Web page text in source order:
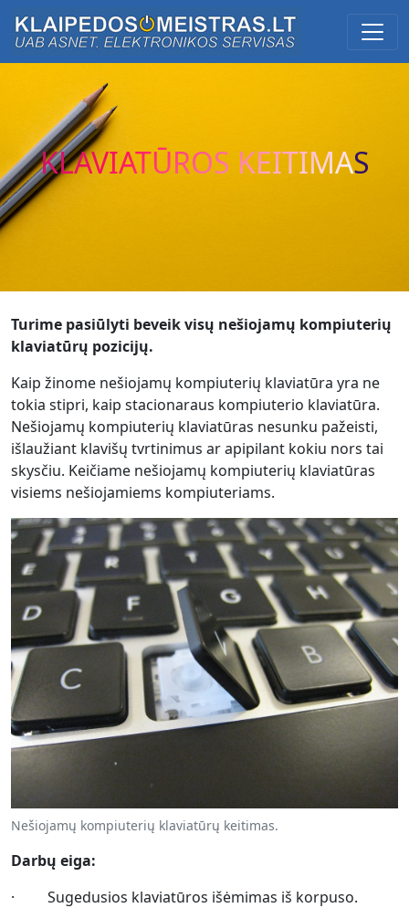
Main Navigation
KLAVIATŪROS KEITIMAS
Turime pasiūlyti beveik visų nešiojamų kompiuterių
klaviatūrų pozicijų.
Kaip žinome nešiojamų kompiuterių klaviatūra yra ne
tokia stipri, kaip stacionaraus kompiuterio klaviatūra.
Nešiojamų kompiuterių klaviatūras nesunku pažeisti,
išlaužiant klavišų tvrtinimus ar apipilant kokiu nors tai
skysčiu. Keičiame nešiojamų kompiuterių klaviatūras
visiems nešiojamiems kompiuteriams.
Nešiojamų kompiuterių klaviatūrų keitimas.
Darbų eiga:
· Sugedusios klaviatūros išėmimas iš korpuso.